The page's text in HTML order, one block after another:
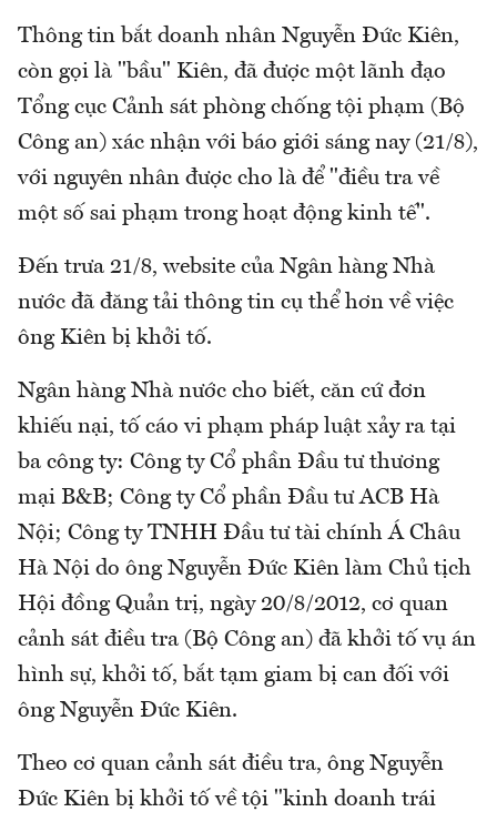
Thông tin bắt doanh nhân Nguyễn Đức Kiên,
còn gọi là "bầu" Kiên, đã được một lãnh đạo
Tổng cục Cảnh sát phòng chống tội phạm (Bộ
Công an) xác nhận với báo giới sáng nay (21/8),
với nguyên nhân được cho là để "điều tra về
một số sai phạm trong hoạt động kinh tế".
Đến trưa 21/8, website của Ngân hàng Nhà
nước đã đăng tải thông tin cụ thể hơn về việc
ông Kiên bị khởi tố.
Ngân hàng Nhà nước cho biết, căn cứ đơn
khiếu nại, tố cáo vi phạm pháp luật xảy ra tại
ba công ty: Công ty Cổ phần Đầu tư thương
mại B&B; Công ty Cổ phần Đầu tư ACB Hà
Nội; Công ty TNHH Đầu tư tài chính Á Châu
Hà Nội do ông Nguyễn Đức Kiên làm Chủ tịch
Hội đồng Quản trị, ngày 20/8/2012, cơ quan
cảnh sát điều tra (Bộ Công an) đã khởi tố vụ án
hình sự, khởi tố, bắt tạm giam bị can đối với
ông Nguyễn Đức Kiên.
Theo cơ quan cảnh sát điều tra, ông Nguyễn
Đức Kiên bị khởi tố về tội "kinh doanh trái